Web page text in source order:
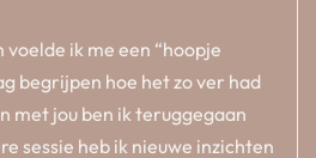
ik me een “hoopje
begrijpen hoe het zo ver had
met jou ben ik teruggegaan
sessie heb ik nieuwe inzichten